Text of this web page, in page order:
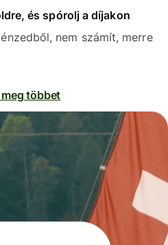
és spórolj a díjakon
nem számít, merre
többet